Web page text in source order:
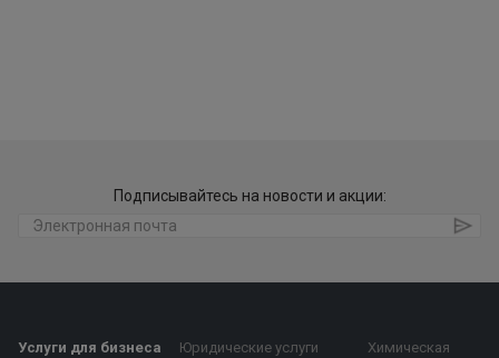
Подписывайтесь на новости и акции:
Услуги для бизнеса
Юридические услуги
Химическая